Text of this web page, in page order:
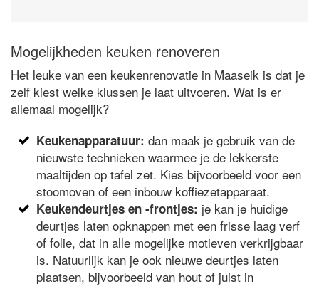
Mogelijkheden keuken renoveren
Het leuke van een keukenrenovatie in Maaseik is dat je
zelf kiest welke klussen je laat uitvoeren. Wat is er
allemaal mogelijk?
Keukenapparatuur: dan maak je gebruik van de
nieuwste technieken waarmee je de lekkerste
maaltijden op tafel zet. Kies bijvoorbeeld voor een
stoomoven of een inbouw koffiezetapparaat.
Keukendeurtjes en -frontjes: je kan je huidige
deurtjes laten opknappen met een frisse laag verf
of folie, dat in alle mogelijke motieven verkrijgbaar
is. Natuurlijk kan je ook nieuwe deurtjes laten
plaatsen, bijvoorbeeld van hout of juist in